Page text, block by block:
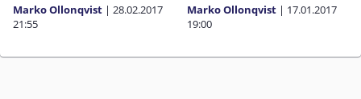
Marko Ollonqvist | 28.02.2017
21:55
Marko Ollonqvist | 17.01.2017
19:00